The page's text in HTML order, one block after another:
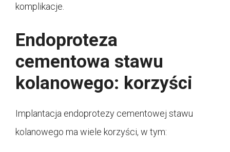
komplikacje.
Endoproteza
cementowa stawu
kolanowego: korzyści
Implantacja endoprotezy cementowej stawu
kolanowego ma wiele korzyści, w tym: